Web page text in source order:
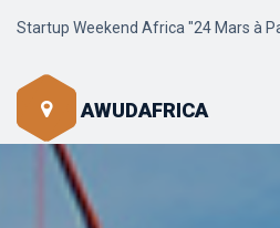
Startup Weekend Africa "24 Mars à
AWUDAFRICA